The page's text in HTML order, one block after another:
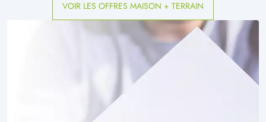
VOIR LES OFFRES MAISON + TERRAIN